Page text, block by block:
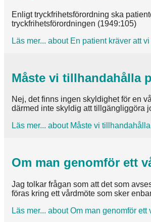
Enligt tryckfrihetsförordning ska
tryckfrihetsförordningen (1949:105)
Läs mer... about En patient kräver att
Måste vi tillhandahålla
Nej, det finns ingen skyldighet för en
därmed inte skyldig att tillgängliggöra
Läs mer... about Måste vi
Om man genomför ett
Jag tolkar frågan som att det som
föras kring ett vårdmöte som sker
Läs mer... about Om man genomför